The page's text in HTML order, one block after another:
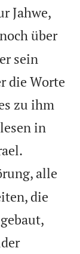
Jahwe,
über
sein
die Worte
zu ihm
in
alle
die